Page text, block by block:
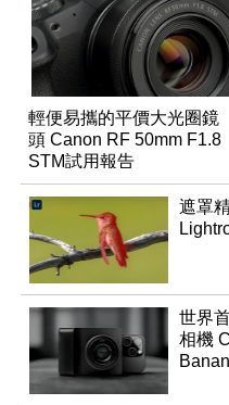
輕便易攜的平價大光圈鏡
頭 Canon RF 50mm F1.8
STM試用報告
遮罩
世界
相機